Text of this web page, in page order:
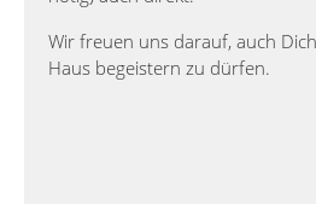
Wir freuen uns darauf, auch
Haus begeistern zu dürfen.